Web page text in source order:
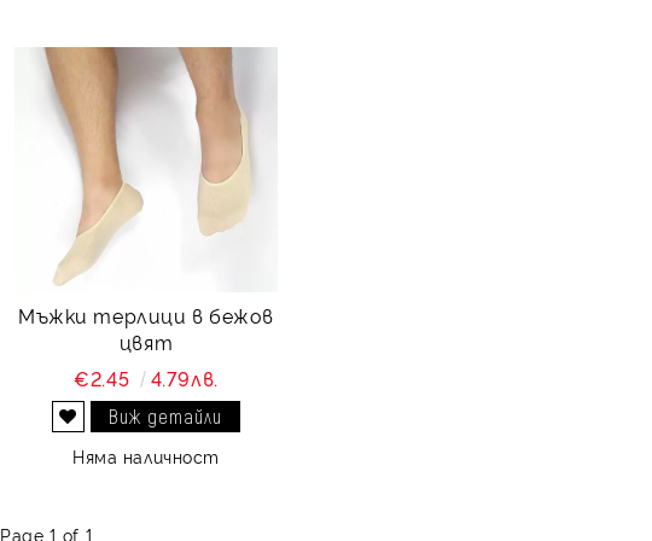
Мъжки терлици в бежов
цвят
€2.45
4.79лв.
Виж детайли
Няма наличност
Page 1 of 1